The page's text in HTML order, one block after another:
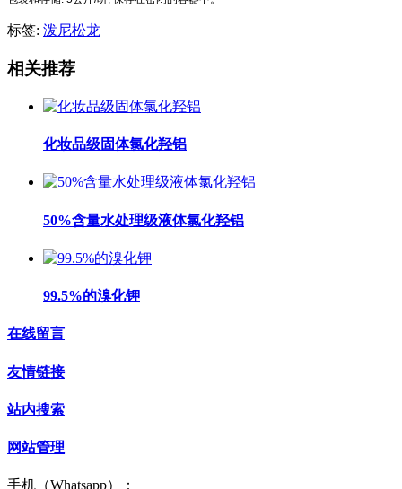
标签: 泼尼松龙
相关推荐
化妆品级固体氯化羟铝
50%含量水处理级液体氯化羟铝
99.5%的溴化钾
在线留言
友情链接
站内搜索
网站管理
手机（Whatsapp）：